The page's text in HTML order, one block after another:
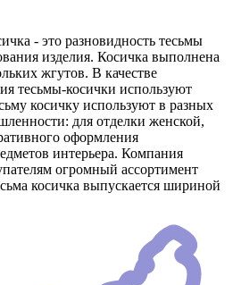
- это разновидность тесьмы
изделия. Косичка выполнена
жгутов. В качестве
тесьмы-косички используют
косичку используют в разных
для отделки женской,
оформления
интерьера. Компания
огромный ассортимент
косичка выпускается шириной